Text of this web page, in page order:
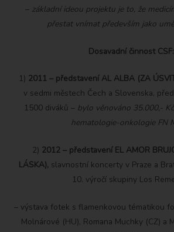
– základní ideou projektu je to, že
přestat vnímat především jako
Dosavadní činnost CSF:
1) 2011 – představení AL ALBA (ZA
v sedmi městech Čech a Slovenska,
1500 diváků – bylo věnováno 35.000,-
hematologie-onkologie FN
2) 2012 – představení EL AMOR
LÁSKA), slavnostní koncerty v Praze a
10. výročí skupiny Los
– výstava fotek s flamenkovou tématikou
Molnárové (HU), Romana Muchky (CZ) a